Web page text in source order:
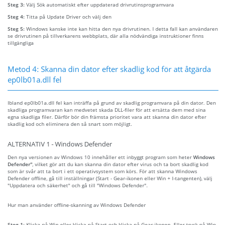
Steg 3: Välj Sök automatiskt efter uppdaterad drivrutinsprogramvara
Steg 4: Titta på Update Driver och välj den
Steg 5: Windows kanske inte kan hitta den nya drivrutinen. I detta fall kan användaren
se drivrutinen på tillverkarens webbplats, där alla nödvändiga instruktioner finns
tillgängliga
Metod 4: Skanna din dator efter skadlig kod för att åtgärda
ep0lb01a.dll fel
Ibland ep0lb01a.dll fel kan inträffa på grund av skadlig programvara på din dator. Den
skadliga programvaran kan medvetet skada DLL-filer för att ersätta dem med sina
egna skadliga filer. Därför bör din främsta prioritet vara att skanna din dator efter
skadlig kod och eliminera den så snart som möjligt.
ALTERNATIV 1 - Windows Defender
Den nya versionen av Windows 10 innehåller ett inbyggt program som heter Windows
Defender" , vilket gör att du kan skanna din dator efter virus och ta bort skadlig kod
som är svår att ta bort i ett operativsystem som körs. För att skanna Windows
Defender offline, gå till inställningar (Start - Gear-ikonen eller Win + I-tangenten), välj
"Uppdatera och säkerhet" och gå till "Windows Defender".
Hur man använder offline-skanning av Windows Defender